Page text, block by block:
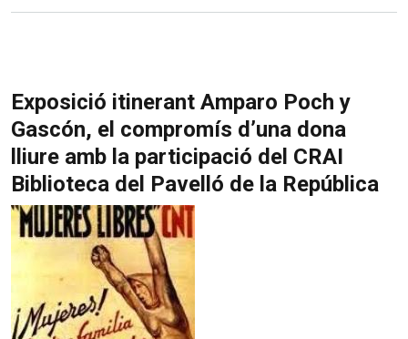
Exposició itinerant Amparo Poch y
Gascón, el compromís d’una dona
lliure amb la participació del CRAI
Biblioteca del Pavelló de la República